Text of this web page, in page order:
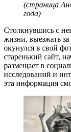
(страница
года)
Столкнувшись с
жизни, выезжать
окунулся в свой
старенький сайт,
размещает в
исследований и
эта информация